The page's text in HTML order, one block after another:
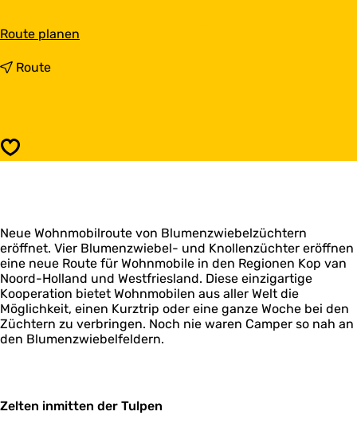
Neue Wohnmobilroute von Blumenzwiebelzüchtern
eröffnet. Vier Blumenzwiebel- und Knollenzüchter eröffnen
eine neue Route für Wohnmobile in den Regionen Kop van
Noord-Holland und Westfriesland. Diese einzigartige
Kooperation bietet Wohnmobilen aus aller Welt die
Möglichkeit, einen Kurztrip oder eine ganze Woche bei den
Züchtern zu verbringen. Noch nie waren Camper so nah an
den Blumenzwiebelfeldern.
Zelten inmitten der Tulpen
Route planen
b
e
l
n
C
a
m
p
u
Routeb
m
i
e
b
e
l
n
C
a
r
r
Speichern